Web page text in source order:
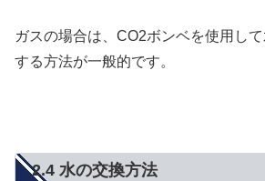
ガスの場合は、CO2ボンベを使用し
する方法が一般的です。
2.4 水の交換方法